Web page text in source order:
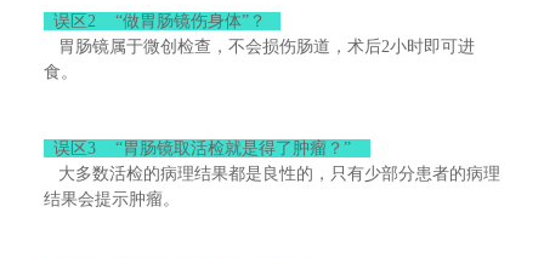
误区2 “做胃肠镜伤身体”？
胃肠镜属于微创检查，不会损伤肠道，术后2小时即可进
食。
误区3 “胃肠镜取活检就是得了肿瘤？”
大多数活检的病理结果都是良性的，只有少部分患者的病理
结果会提示肿瘤。